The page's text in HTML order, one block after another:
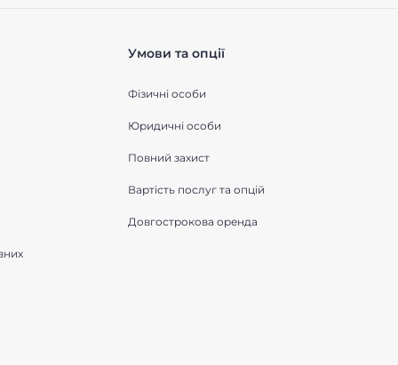
Умови та опції
Фізичні особи
Юридичні особи
Повний захист
Вартість послуг та опцій
Довгострокова оренда